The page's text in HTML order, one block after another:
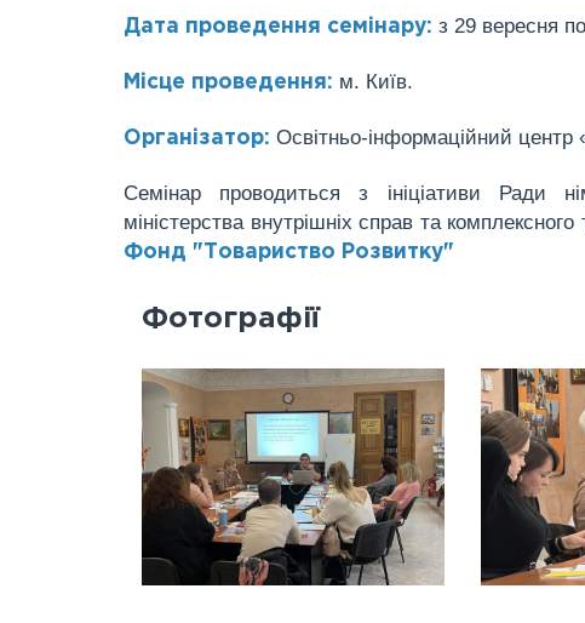
Дата проведення семінару: з 29 вересня
Місце проведення: м. Київ.
Організатор: Освітньо-інформаційний
Семінар проводиться з ініціативи Ради
міністерства внутрішніх справ та
Фонд "Товариство Розвитку"
Фотографії